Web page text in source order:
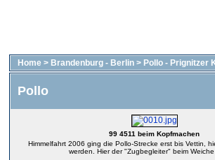
Home > Brandenburg - Berlin > Pollo - Prignitzer
Pollo
99 4511 beim Kopfmachen
Himmelfahrt 2006 ging die Pollo-Strecke erst bis Vettin,
werden. Hier der "Zugbegleiter" beim Weiche